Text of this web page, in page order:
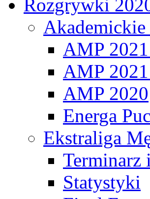
Rozgrywki
AMP
AMP
AMP 2020
Energa
Ekstraliga
Statystyki